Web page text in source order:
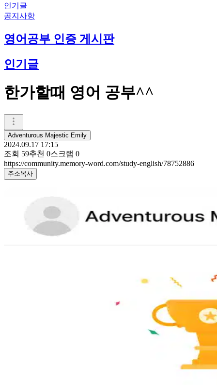
인기글
공지사항
영어공부 인증 게시판
인기글
한가할때 영어 공부^^
Adventurous Majestic Emily
2024.09.17 17:15
조회 59추천 0스크랩 0
https://community.memory-word.com/study-english/78752886
주소복사